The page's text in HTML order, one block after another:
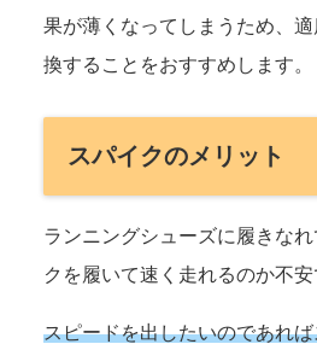
果が薄くなってしまうため、
換することをおすすめします。
スパイクのメリット
ランニングシューズに履きな
クを履いて速く走れるのか不安
スピードを出したいのであれ